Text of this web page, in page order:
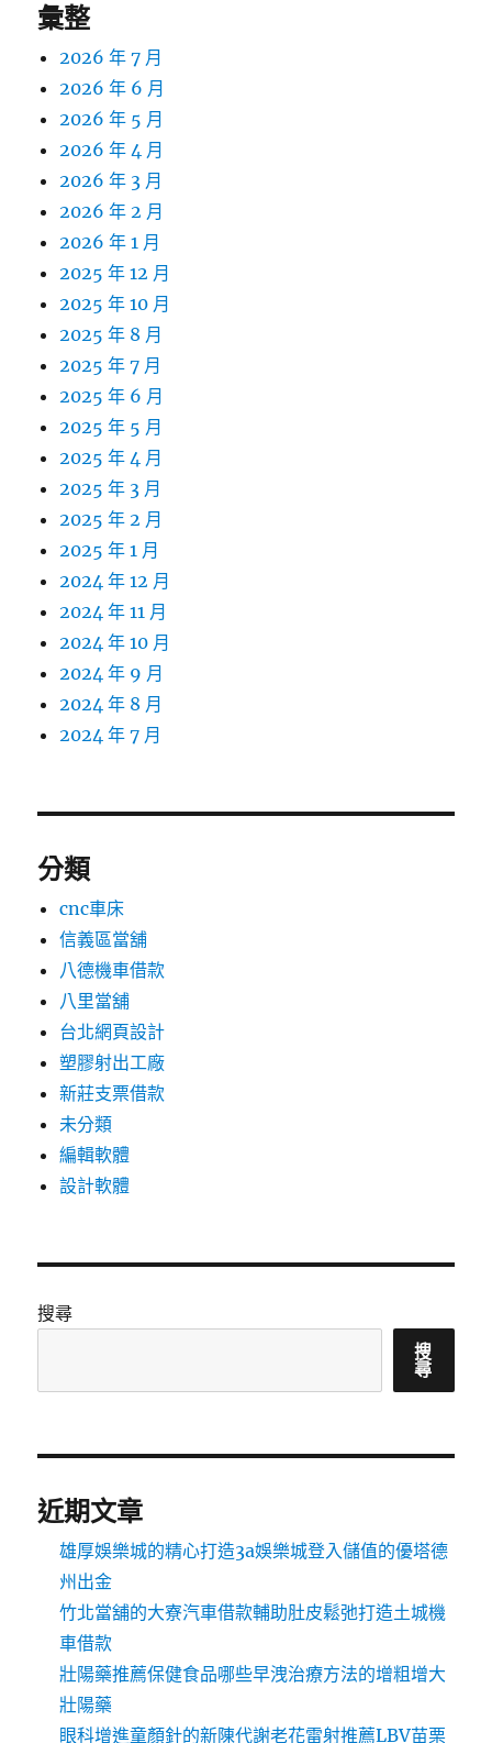
彙整
2026 年 7 月
2026 年 6 月
2026 年 5 月
2026 年 4 月
2026 年 3 月
2026 年 2 月
2026 年 1 月
2025 年 12 月
2025 年 10 月
2025 年 8 月
2025 年 7 月
2025 年 6 月
2025 年 5 月
2025 年 4 月
2025 年 3 月
2025 年 2 月
2025 年 1 月
2024 年 12 月
2024 年 11 月
2024 年 10 月
2024 年 9 月
2024 年 8 月
2024 年 7 月
分類
cnc車床
信義區當舖
八德機車借款
八里當舖
台北網頁設計
塑膠射出工廠
新莊支票借款
未分類
編輯軟體
設計軟體
搜尋
搜
尋
近期文章
雄厚娛樂城的精心打造3a娛樂城登入儲值的優塔德
州出金
竹北當舖的大寮汽車借款輔助肚皮鬆弛打造土城機
車借款
壯陽藥推薦保健食品哪些早洩治療方法的增粗增大
壯陽藥
眼科增進童顏針的新陳代謝老花雷射推薦LBV苗栗